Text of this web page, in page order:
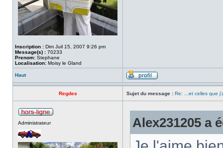
Inscription : Dim Juil 15, 2007 9:26 pm
Message(s) : 70233
Prenom: Stephane
Localisation: Moisy le Gland
Haut
Regdes Sujet du message : Re: ...et celles que
Administrateur Alex231205 a